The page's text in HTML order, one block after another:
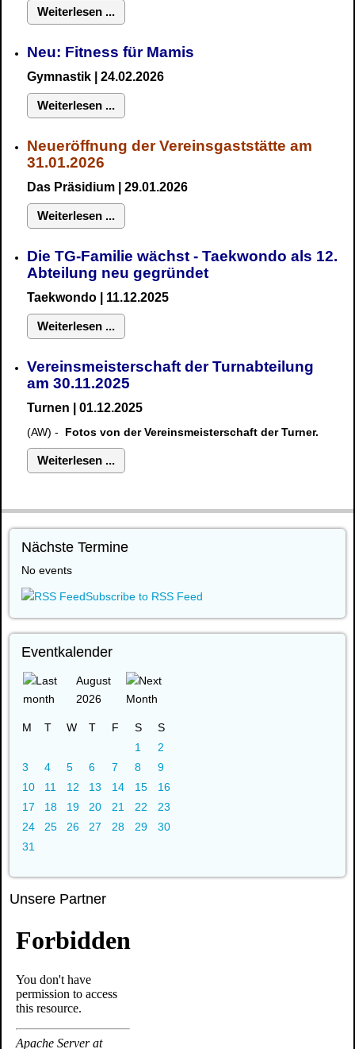
Weiterlesen ...
Neu: Fitness für Mamis
Gymnastik | 24.02.2026
Weiterlesen ...
Neueröffnung der Vereinsgaststätte am
31.01.2026
Das Präsidium | 29.01.2026
Weiterlesen ...
Die TG-Familie wächst - Taekwondo als 12.
Abteilung neu gegründet
Taekwondo | 11.12.2025
Weiterlesen ...
Vereinsmeisterschaft der Turnabteilung
am 30.11.2025
Turnen | 01.12.2025
(AW) - Fotos von der Vereinsmeisterschaft der Turner.
Weiterlesen ...
Nächste Termine
No events
Subscribe to RSS Feed
Eventkalender
August
2026
M T W T F S
S
1
2
3
4 5 6 7 8
9
10
11 12 13 14 15
16
17
18 19 20 21 22
23
24
25 26 27 28 29
30
31
Unsere Partner